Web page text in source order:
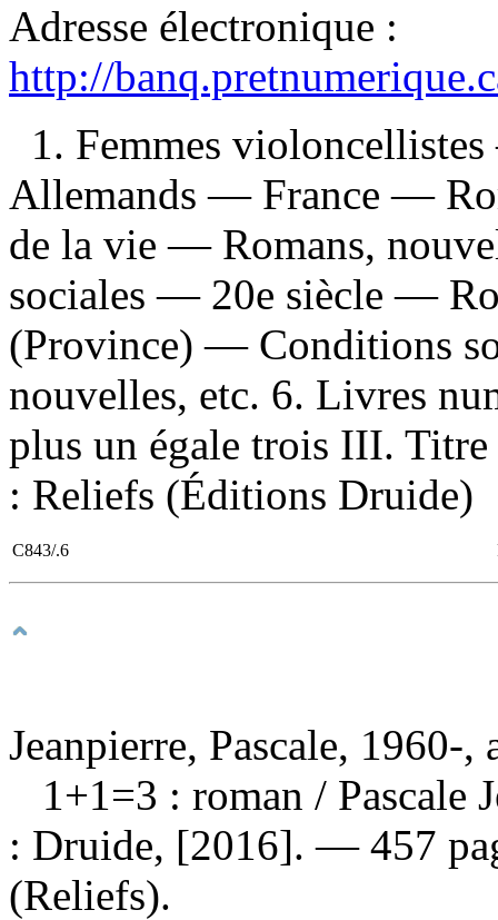
Adresse électronique :
http://
1. Femmes
Allemands — France —
de la vie — Romans,
sociales — 20e siècle —
(Province) — Conditions
nouvelles, etc. 6. Livres
plus un égale trois III.
: Reliefs (Éditions Druide)
C843/.6
Jeanpierre, Pascale, 1960-,
1+1=3 : roman / Pascale
: Druide, [2016]. — 457
(Reliefs).